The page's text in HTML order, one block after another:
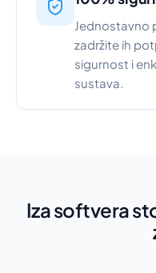
Jednostavno
zadržite ih
sigurnost i
sustava.
Iza softvera